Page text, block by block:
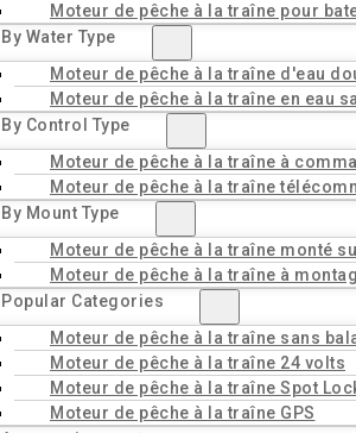
Moteur de pêche à la traîne pour
By Water Type
Moteur de pêche à la traîne d'eau
Moteur de pêche à la traîne en eau
By Control Type
Moteur de pêche à la traîne à
Moteur de pêche à la traîne
By Mount Type
Moteur de pêche à la traîne monté
Moteur de pêche à la traîne à
Popular Categories
Moteur de pêche à la traîne sans
Moteur de pêche à la traîne 24 volts
Moteur de pêche à la traîne Spot
Moteur de pêche à la traîne GPS